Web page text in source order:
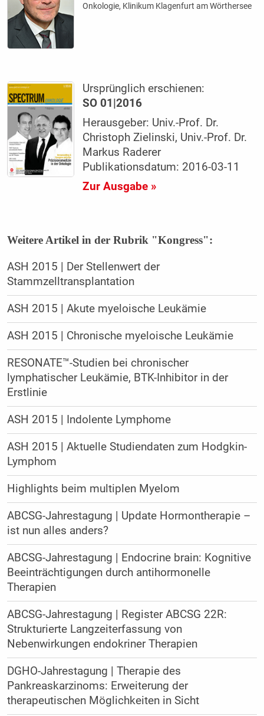
Onkologie, Klinikum Klagenfurt am Wörthersee
Ursprünglich erschienen:
SO 01|2016
Herausgeber: Univ.-Prof. Dr.
Christoph Zielinski, Univ.-Prof. Dr.
Markus Raderer
Publikationsdatum: 2016-03-11
Zur Ausgabe »
Weitere Artikel in der Rubrik "Kongress":
ASH 2015 | Der Stellenwert der
Stammzelltransplantation
ASH 2015 | Akute myeloische Leukämie
ASH 2015 | Chronische myeloische Leukämie
RESONATE™-Studien bei chronischer
lymphatischer Leukämie, BTK-Inhibitor in der
Erstlinie
ASH 2015 | Indolente Lymphome
ASH 2015 | Aktuelle Studiendaten zum Hodgkin-
Lymphom
Highlights beim multiplen Myelom
ABCSG-Jahrestagung | Update Hormontherapie –
ist nun alles anders?
ABCSG-Jahrestagung | Endocrine brain: Kognitive
Beeinträchtigungen durch antihormonelle
Therapien
ABCSG-Jahrestagung | Register ABCSG 22R:
Strukturierte Langzeiterfassung von
Nebenwirkungen endokriner Therapien
DGHO-Jahrestagung | Therapie des
Pankreaskarzinoms: Erweiterung der
therapeutischen Möglichkeiten in Sicht